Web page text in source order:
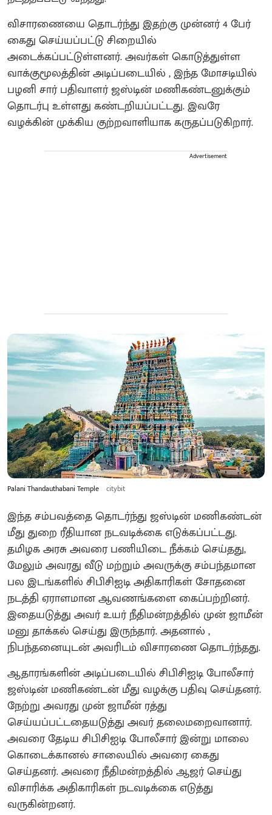
விசாரணையை தொடர்ந்து இதற்கு முன்னர் 4 பேர்
கைது செய்யப்பட்டு சிறையில்
அடைக்கப்பட்டுள்ளனர். அவர்கள் கொடுத்துள்ள
வாக்குமூலத்தின் அடிப்படையில் , இந்த மோசடியில்
பழனி சார் பதிவாளர் ஜஸ்டின் மணிகண்டனுக்கும்
தொடர்பு உள்ளது கண்டறியப்பட்டது. இவரே
வழக்கின் முக்கிய குற்றவாளியாக கருதப்படுகிறார்.
Advertisement
Palani Thandauthabani Temple citybit
இந்த சம்பவத்தை தொடர்ந்து ஜஸ்டின் மணிகண்டன்
மீது துறை ரீதியான நடவடிக்கை எடுக்கப்பட்டது.
தமிழக அரசு அவரை பணியிடை நீக்கம் செய்தது,
மேலும் அவரது வீடு மற்றும் அவருக்கு சம்பந்தமான
பல இடங்களில் சிபிசிஐடி அதிகாரிகள் சோதனை
நடத்தி ஏராளமான ஆவணங்களை கைப்பற்றினர்.
இதையடுத்து அவர் உயர் நீதிமன்றத்தில் முன் ஜாமீன்
மனு தாக்கல் செய்து இருந்தார். அதனால் ,
நிபந்தனையுடன் அவரிடம் விசாரணை தொடர்ந்தது.
ஆதாரங்களின் அடிப்படையில் சிபிசிஐடி போலீசார்
ஜஸ்டின் மணிகண்டன் மீது வழக்கு பதிவு செய்தனர்.
நேற்று அவரது முன் ஜாமீன் ரத்து
செய்யப்பட்டதையடுத்து அவர் தலைமறைவானார்.
அவரை தேடிய சிபிசிஐடி போலீசார் இன்று மாலை
கொடைக்கானல் சாலையில் அவரை கைது
செய்தனர். அவரை நீதிமன்றத்தில் ஆஜர் செய்து
விசாரிக்க அதிகாரிகள் நடவடிக்கை எடுத்து
வருகின்றனர்.